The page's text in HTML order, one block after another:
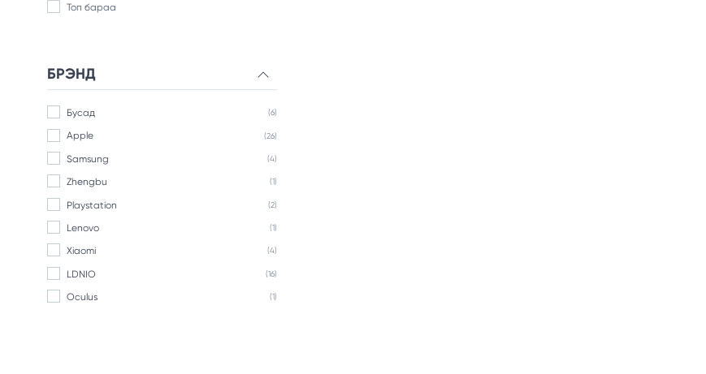
Топ бараа
БРЭНД
Бусад (6)
Apple (26)
Samsung (4)
Zhengbu (1)
Playstation (2)
Lenovo (1)
Xiaomi (4)
LDNIO (16)
Oculus (1)